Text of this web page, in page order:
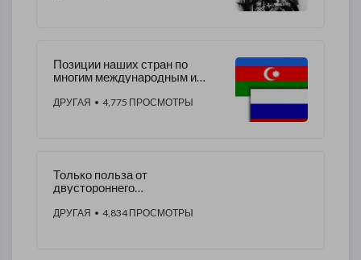
Позиции наших стран по
многим международным и
близки или совпадают
ДРУГАЯ • 4,775 ПРОСМОТРЫ
Только польза от
двустороннего
Азербайджана
ДРУГАЯ • 4,834 ПРОСМОТРЫ